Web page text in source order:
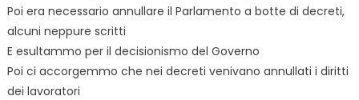
Poi era necessario annullare il Parlamento a botte di decreti,
alcuni neppure scritti
E esultammo per il decisionismo del Governo
Poi ci accorgemmo che nei decreti venivano annullati i diritti
dei lavoratori